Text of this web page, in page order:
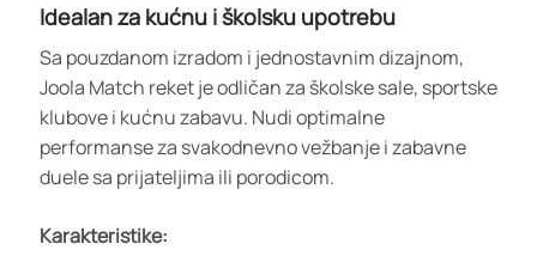
Idealan za kućnu i školsku upotrebu
Sa pouzdanom izradom i jednostavnim dizajnom,
Joola Match reket je odličan za školske sale, sportske
klubove i kućnu zabavu. Nudi optimalne
performanse za svakodnevno vežbanje i zabavne
duele sa prijateljima ili porodicom.
Karakteristike: